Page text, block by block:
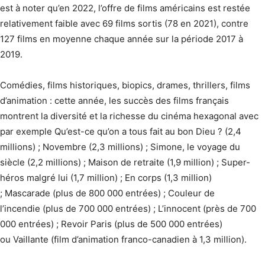
est à noter qu’en 2022, l’offre de films américains est restée
relativement faible avec 69 films sortis (78 en 2021), contre
127 films en moyenne chaque année sur la période 2017 à
2019.
Comédies, films historiques, biopics, drames, thrillers, films
d’animation : cette année, les succès des films français
montrent la diversité et la richesse du cinéma hexagonal avec
par exemple Qu’est-ce qu’on a tous fait au bon Dieu ? (2,4
millions) ; Novembre (2,3 millions) ; Simone, le voyage du
siècle (2,2 millions) ; Maison de retraite (1,9 million) ; Super-
héros malgré lui (1,7 million) ; En corps (1,3 million)
; Mascarade (plus de 800 000 entrées) ; Couleur de
l’incendie (plus de 700 000 entrées) ; L’innocent (près de 700
000 entrées) ; Revoir Paris (plus de 500 000 entrées)
ou Vaillante (film d’animation franco-canadien à 1,3 million).